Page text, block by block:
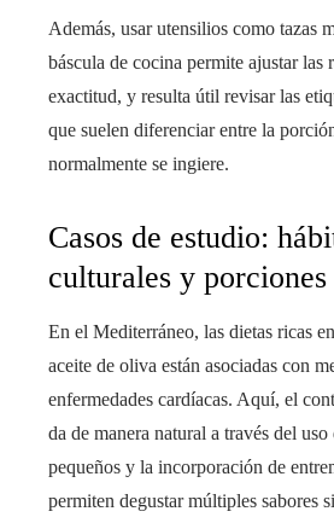
Además, usar utensilios como tazas
báscula de cocina permite ajustar las
exactitud, y resulta útil revisar las
que suelen diferenciar entre la
normalmente se ingiere.
Casos de estudio:
culturales y porciones
En el Mediterráneo, las dietas ricas
aceite de oliva están asociadas con
enfermedades cardíacas. Aquí, el
da de manera natural a través del
pequeños y la incorporación de
permiten degustar múltiples sabores